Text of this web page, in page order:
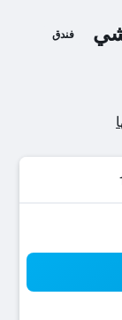
فندق